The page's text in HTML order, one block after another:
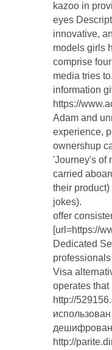
kazoo in
eyes
innovative,
models girls
comprise
media tries
information
https://
Adam and
experience,
ownershup
'Journey's of
carried
their
jokes).
offer
[url=https://
Dedicated
professionals
Visa
operates
http://
дешифрован
http://